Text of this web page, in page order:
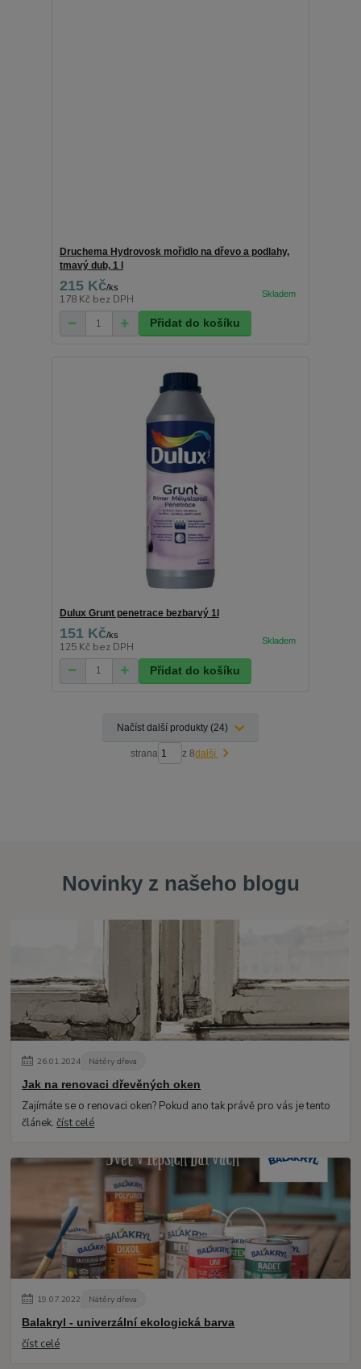
Druchema Hydrovosk mořidlo na dřevo a podlahy,
tmavý dub, 1 l
215 Kč/ks
178 Kč bez DPH
Přidat do košíku
Dulux Grunt penetrace bezbarvý 1l
151 Kč/ks
125 Kč bez DPH
Přidat do košíku
Načíst další produkty (24)
strana z 8další
Novinky z našeho blogu
26.01.2024 Nátěry dřeva
Jak na renovaci dřevěných oken
Zajímáte se o renovaci oken? Pokud ano tak právě pro vás je tento
článek.číst celé
19.07.2022 Nátěry dřeva
Balakryl - univerzální ekologická barva
číst celé